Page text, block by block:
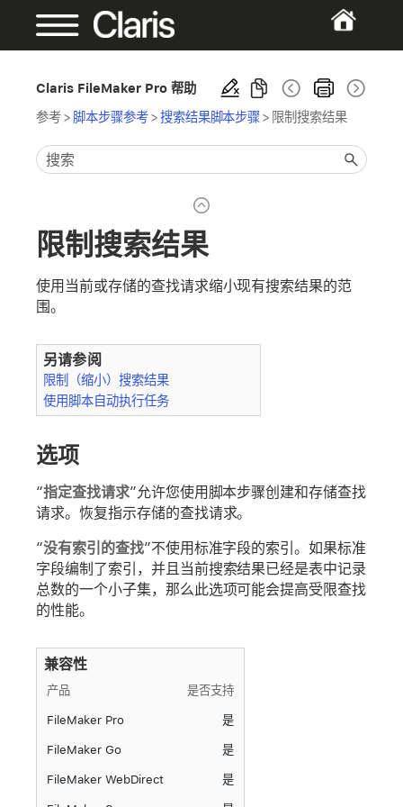
Claris FileMaker Pro 帮助
参考> 脚本步骤参考>搜索结果脚本步骤> 限制搜索结果
限制搜索结果
使用当前或存储的查找请求缩小现有搜索结果的范
围。
另请参阅
限制（缩小）搜索结果
使用脚本自动执行任务
选项
“指定查找请求”允许您使用脚本步骤创建和存储查找
请求。 恢复指示存储的查找请求。
“没有索引的查找”不使用标准字段的索引。如果标准
字段编制了索引，并且当前搜索结果已经是表中记录
总数的一个小子集，那么此选项可能会提高受限查找
的性能。
兼容性
产品 是否支持
FileMaker Pro 是
FileMaker Go 是
FileMaker WebDirect 是